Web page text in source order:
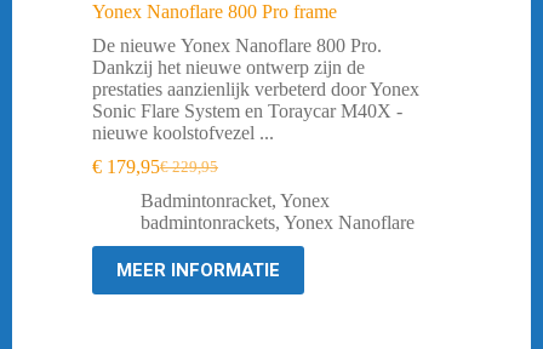
Yonex Nanoflare 800 Pro frame
De nieuwe Yonex Nanoflare 800 Pro.
Dankzij het nieuwe ontwerp zijn de
prestaties aanzienlijk verbeterd door Yonex
Sonic Flare System en Toraycar M40X -
nieuwe koolstofvezel ...
€229,95
Oorspronkelijke
prijs
was:
€ 229,95.
€ 179,95Huidige
prijs
is:
€ 179,95.
Badmintonracket, Yonex
badmintonrackets, Yonex Nanoflare
MEER INFORMATIE